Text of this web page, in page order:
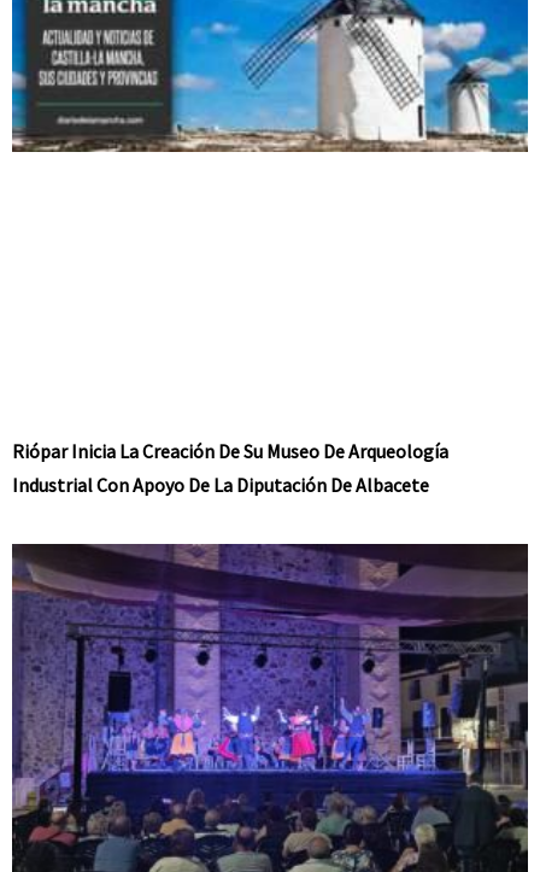
Riópar Inicia La Creación De Su Museo De Arqueología
Industrial Con Apoyo De La Diputación De Albacete